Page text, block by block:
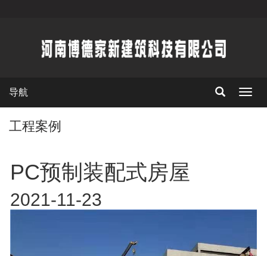
切
导航
工程案例
PC预制装配式房屋
2021-11-23